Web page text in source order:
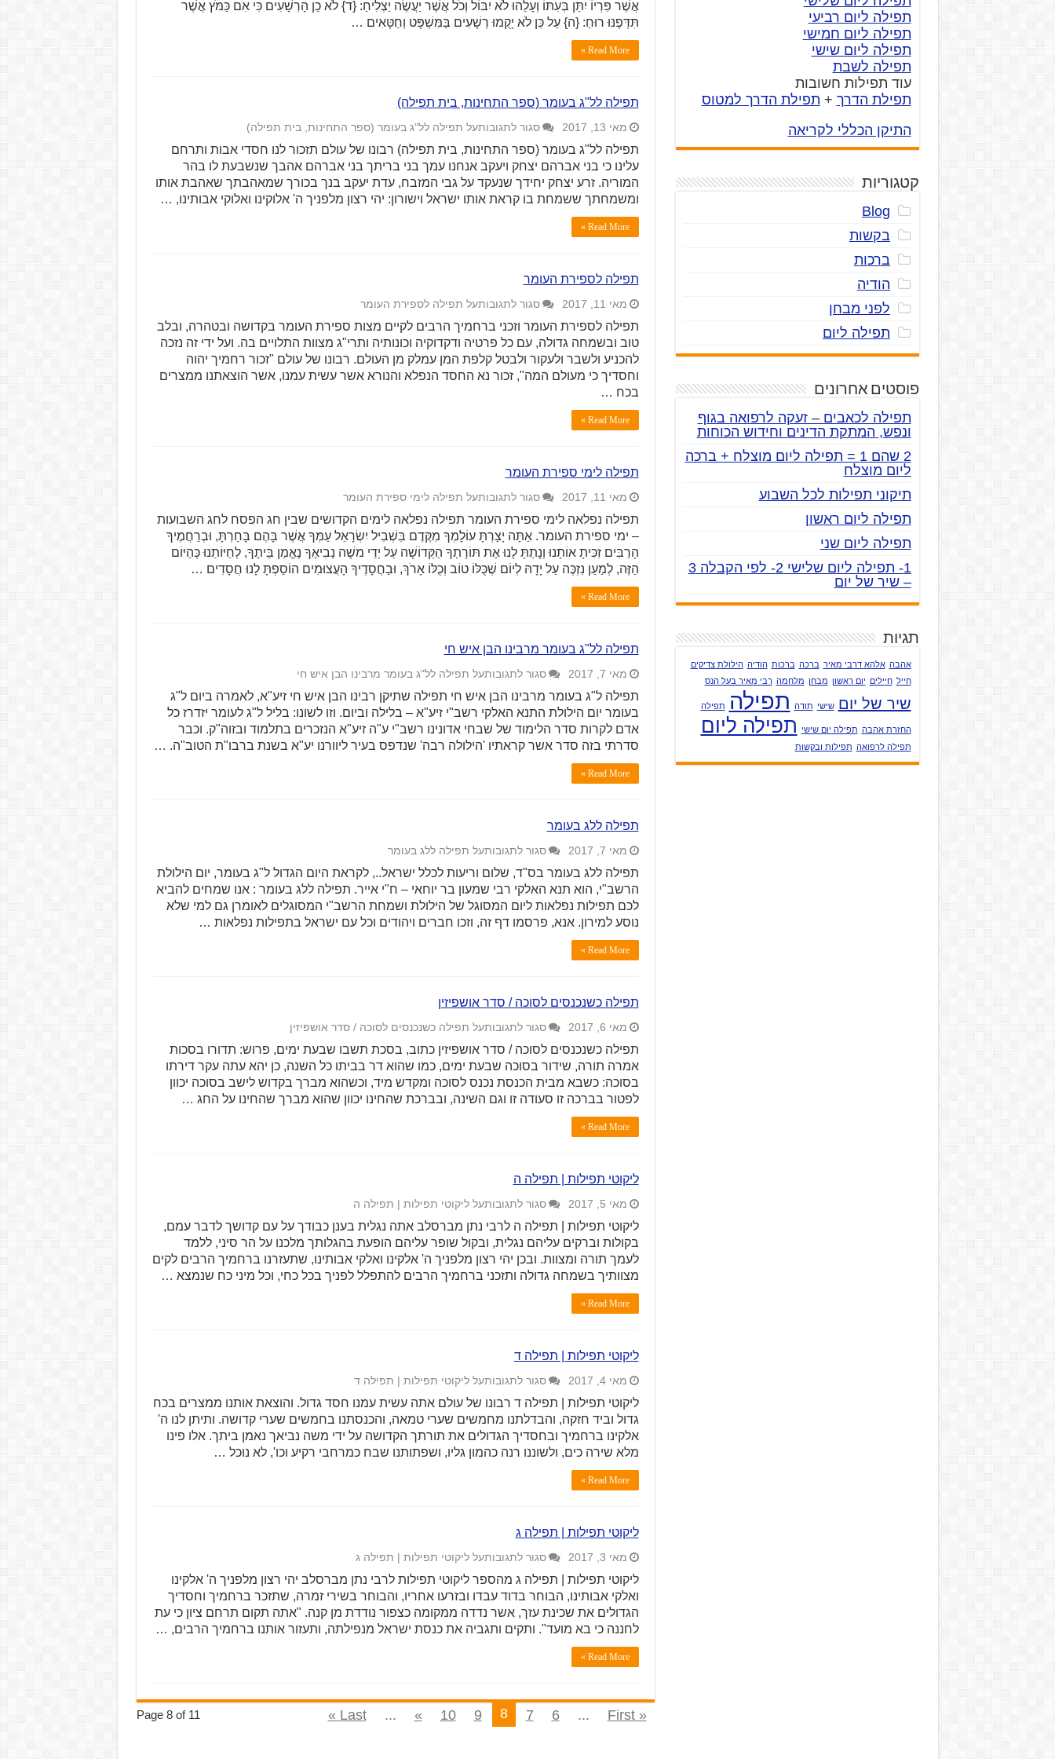
אֲשֶׁר פִּרְיוֹ יִתֵּן בְּעִתּוֹ וְעָלֵהוּ לֹא יִבּוֹל וְכֹל אֲשֶׁר יַעֲשֶׂה יַצְלִיחַ: {ד} לֹא כֵן הָרְשָׁעִים כִּי אִם כַּמֹּץ אֲשֶׁר
תִּדְּפֶנּוּ רוּחַ: {ה} עַל כֵּן לֹא יָקֻמוּ רְשָׁעִים בַּמִּשְׁפָּט וְחַטָּאִים …
Read More »
תפילה לל"ג בעומר (ספר התחינות, בית תפילה)
מאי 13, 2017 סגור לתגובותעל תפילה לל"ג בעומר (ספר התחינות, בית תפילה)
תפילה לל"ג בעומר (ספר התחינות, בית תפילה) רבונו של עולם תזכור לנו חסדי אבות ותרחם
עלינו כי בני אברהם יצחק ויעקב אנחנו עמך בני בריתך בני אברהם אהבך שנשבעת לו בהר
המוריה. זרע יצחק יחידך שנעקד על גבי המזבח, עדת יעקב בנך בכורך שמאהבתך שאהבת אותו
ומשמחתך ששמחת בו קראת אותו ישראל וישורון: יהי רצון מלפניך ה' אלוקינו ואלוקי אבותינו, …
Read More »
תפילה לספירת העומר
מאי 11, 2017 סגור לתגובותעל תפילה לספירת העומר
תפילה לספירת העומר וזכני ברחמיך הרבים לקיים מצות ספירת העומר בקדושה ובטהרה, ובלב
טוב ובשמחה גדולה, עם כל פרטיה ודקדוקיה וכונותיה ותרי"ג מצוות התלויים בה. ועל ידי זה נזכה
להכניע ולשבר ולעקור ולבטל קלפת המן עמלק מן העולם. רבונו של עולם "זכור רחמיך יהוה
וחסדיך כי מעולם המה", זכור נא החסד הנפלא והנורא אשר עשית עמנו, אשר הוצאתנו ממצרים
בכח …
Read More »
תפילה לימי ספירת העומר
מאי 11, 2017 סגור לתגובותעל תפילה לימי ספירת העומר
תפילה נפלאה לימי ספירת העומר תפילה נפלאה לימים הקדושים שבין חג הפסח לחג השבועות
– ימי ספירת העומר. אַתָּה יָצַרְתָּ עוֹלָמְךָ מִקֶּדֶם בִּשְׁבִיל יִשְׂרָאֵל עַמְּךָ אֲשֶׁר בָּהֶם בָּחַרְתָּ, וּבְרַחֲמֶיךָ
הָרַבִּים זִכִּיתָ אוֹתָנוּ וְנָתַתָּ לָנוּ אֶת תּוֹרָתְךָ הַקְּדוֹשָׁה עַל יְדֵי משֶׁה נְבִיאֶךָ נֶאֱמַן בֵּיתֶךָ, לְחַיּוֹתֵנוּ כְּהַיּוֹם
הַזֶּה, לְמַעַן נִזְכֶּה עַל יָדָהּ לְיוֹם שֶׁכֻּלּוֹ טוֹב וְכֻלּוֹ אָרֹךְ, וּבַחֲסָדֶיךָ הָעֲצוּמִים הוֹסַפְתָּ לָנוּ חֲסָדִים …
Read More »
תפילה לל"ג בעומר מרבינו הבן איש חי
מאי 7, 2017 סגור לתגובותעל תפילה לל"ג בעומר מרבינו הבן איש חי
תפילה ל"ג בעומר מרבינו הבן איש חי תפילה שתיקן רבינו הבן איש חי זיע"א, לאמרה ביום ל"ג
בעומר יום הילולת התנא האלקי רשב"י זיע"א – בלילה וביום. וזו לשונו: בליל ל"ג לעומר יזדרז כל
אדם לקרות סדר הלימוד של שבחי אדונינו רשב"י ע"ה זיע"א הנזכרים בתלמוד ובזוה"ק. וכבר
סדרתי בזה סדר אשר קראתיו 'הילולה רבה' שנדפס בעיר ליוורנו יע"א בשנת ברבו"ת הטוב"ה. …
Read More »
תפילה ללג בעומר
מאי 7, 2017 סגור לתגובותעל תפילה ללג בעומר
תפילה ללג בעומר בס"ד, שלום וריעות לכלל ישראל.., לקראת היום הגדול ל"ג בעומר, יום הילולת
הרשב"י, הוא תנא האלקי רבי שמעון בר יוחאי – ח"י אייר. תפילה ללג בעומר : אנו שמחים להביא
לכם תפילות נפלאות ליום המסוגל של הילולת ושמחת הרשב"י המסוגלים לאומרן גם למי שלא
נוסע למירון. אנא, פרסמו דף זה, וזכו חברים ויהודים וכל עם ישראל בתפילות נפלאות …
Read More »
תפילה כשנכנסים לסוכה / סדר אושפיזין
מאי 6, 2017 סגור לתגובותעל תפילה כשנכנסים לסוכה / סדר אושפיזין
תפילה כשנכנסים לסוכה / סדר אושפיזין כתוב, בסכת תשבו שבעת ימים, פרוש: תדורו בסכות
אמרה תורה, שידור בסוכה שבעת ימים, כמו שהוא דר בביתו כל השנה, כן יהא עתה עקר דירתו
בסוכה: כשבא מבית הכנסת נכנס לסוכה ומקדש מיד, וכשהוא מברך בקדוש לישב בסוכה יכוון
לפטור בברכה זו סעודה זו וגם השינה, ובברכת שהחינו יכוון שהוא מברך שהחינו על החג …
Read More »
ליקוטי תפילות | תפילה ה
מאי 5, 2017 סגור לתגובותעל ליקוטי תפילות | תפילה ה
ליקוטי תפילות | תפילה ה לרבי נתן מברסלב אתה נגלית בענן כבודך על עם קדושך לדבר עמם,
בקולות וברקים עליהם נגלית, ובקול שופר עליהם הופעת בהגלותך מלכנו על הר סיני, ללמד
לעמך תורה ומצוות. ובכן יהי רצון מלפניך ה' אלקינו ואלקי אבותינו, שתעזרנו ברחמיך הרבים לקים
מצוותיך בשמחה גדולה ותזכני ברחמיך הרבים להתפלל לפניך בכל כחי, וכל מיני כח שנמצא …
Read More »
ליקוטי תפילות | תפילה ד
מאי 4, 2017 סגור לתגובותעל ליקוטי תפילות | תפילה ד
ליקוטי תפילות | תפילה ד רבונו של עולם אתה עשית עמנו חסד גדול. והוצאת אותנו ממצרים בכח
גדול וביד חזקה, והבדלתנו מחמשים שערי טמאה, והכנסתנו בחמשים שערי קדושה. ותיתן לנו ה'
אלקינו ברחמיך ובחסדיך הגדולים את תורתך הקדושה על ידי משה נביאך נאמן ביתך. אלו פינו
מלא שירה כים, ולשוננו רנה כהמון גליו, ושפתותנו שבח כמרחבי רקיע וכו', לא נוכל …
Read More »
ליקוטי תפילות | תפילה ג
מאי 3, 2017 סגור לתגובותעל ליקוטי תפילות | תפילה ג
ליקוטי תפילות | תפילה ג מהספר ליקוטי תפילות לרבי נתן מברסלב יהי רצון מלפניך ה' אלקינו
ואלקי אבותינו, הבוחר בדוד עבדו ובזרעו אחריו, והבוחר בשירי זמרה, שתזכר ברחמיך וחסדיך
הגדולים את שכינת עזך, אשר נדדה ממקומה כצפור נודדת מן קנה. "אתה תקום תרחם ציון כי עת
לחננה כי בא מועד". ותקים ותגביה את כנסת ישראל מנפילתה, ותעזור אותנו ברחמיך הרבים, …
Read More »
Page 8 of 11 « First
...
6
7
8
9
10
»
...
Last »
תפילה ליום רביעי
תפילה ליום חמישי
תפילה ליום שישי
תפילה לשבת
עוד תפילות חשובות
תפילת הדרך + תפילת הדרך למטוס
התיקן הכללי לקריאה
קטגוריות
Blog
בקשות
ברכות
הודיה
לפני מבחן
תפילה ליום
פוסטים אחרונים
תפילה לכאבים – זעקה לרפואה בגוף
ונפש, המתקת הדינים וחידוש הכוחות
2 שהם 1 = תפילה ליום מוצלח + ברכה
ליום מוצלח
תיקוני תפילות לכל השבוע
תפילה ליום ראשון
תפילה ליום שני
1- תפילה ליום שלישי 2- לפי הקבלה 3
– שיר של יום
תגיות
אהבה אלהא דרבי מאיר ברכה ברכות הודיה הילולת צדיקים
חייל חיילים יום ראשון מבחן מלחמה רבי מאיר בעל הנס
שיר של יום שישי תודה תפילה תפילה
החזרת אהבה תפילה יום שישי תפילה ליום
תפילה לרפואה תפילות ובקשות